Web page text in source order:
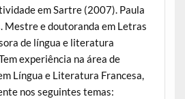
em Sartre (2007). Paula
Mestre e doutoranda em Letras
de língua e literatura
experiência na área de
Língua e Literatura Francesa,
nos seguintes temas: